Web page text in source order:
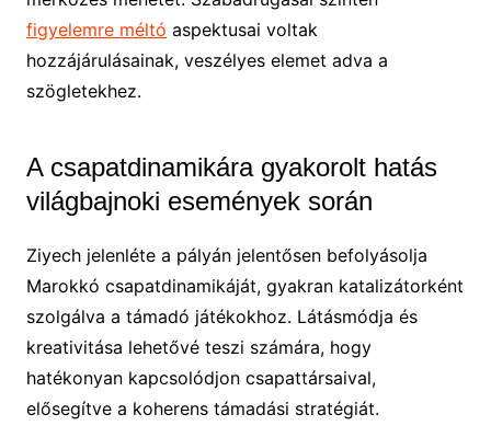
figyelemre méltó aspektusai voltak
hozzájárulásainak, veszélyes elemet adva a
szögletekhez.
A csapatdinamikára gyakorolt hatás
világbajnoki események során
Ziyech jelenléte a pályán jelentősen befolyásolja
Marokkó csapatdinamikáját, gyakran katalizátorként
szolgálva a támadó játékokhoz. Látásmódja és
kreativitása lehetővé teszi számára, hogy
hatékonyan kapcsolódjon csapattársaival,
elősegítve a koherens támadási stratégiát.